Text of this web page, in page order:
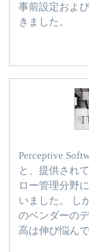
事前設定およ
きました。
Perceptive
と、提供され
ロー管理分野
いました。 し
のベンダーの
高は伸び悩ん